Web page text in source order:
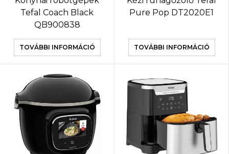
Tefal Coach Black
QB900838
TOVÁBBI INFORMÁCIÓ
Pure Pop DT2020E1
TOVÁBBI INFORMÁCIÓ